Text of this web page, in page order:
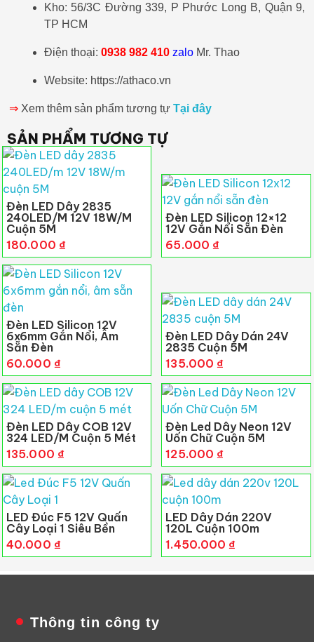
Kho: 56/3C Đường 339, P Phước Long B, Quận 9,
TP HCM
Điện thoại: 0938 982 410 zalo Mr. Thao
Website: https://athaco.vn
⇒ Xem thêm sản phẩm tương tự Tại đây
SẢN PHẨM TƯƠNG TỰ
Đèn LED Dây 2835
240LED/m 12V 18W/m
Cuộn 5M
180.000 ₫
Đèn LED Silicon 12×12
12V Gắn Nổi Sẵn Đèn
65.000 ₫
Đèn LED Silicon 12V
6x6mm Gắn Nổi, Âm
Sẵn Đèn
60.000 ₫
Đèn LED Dây Dán 24V
2835 Cuộn 5M
135.000 ₫
Đèn LED Dây COB 12V
324 LED/m Cuộn 5 Mét
135.000 ₫
Đèn Led Dây Neon 12V
Uốn Chữ Cuộn 5M
125.000₫
LED Đúc F5 12V Quấn
Cây Loại 1 Siêu Bền
40.000 ₫
LED Dây Dán 220V
120L Cuộn 100m
1.450.000₫
Thông tin công ty